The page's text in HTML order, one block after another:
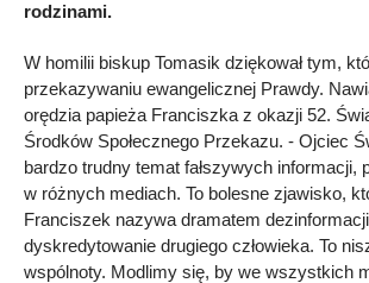
rodzinami.
W homilii biskup Tomasik dziękował tym,
przekazywaniu ewangelicznej Prawdy.
orędzia papieża Franciszka z okazji 52.
Środków Społecznego Przekazu. - Ojciec
bardzo trudny temat fałszywych informacji,
w różnych mediach. To bolesne zjawisko,
Franciszek nazywa dramatem
dyskredytowanie drugiego człowieka. To
wspólnoty. Modlimy się, by we wszystkich